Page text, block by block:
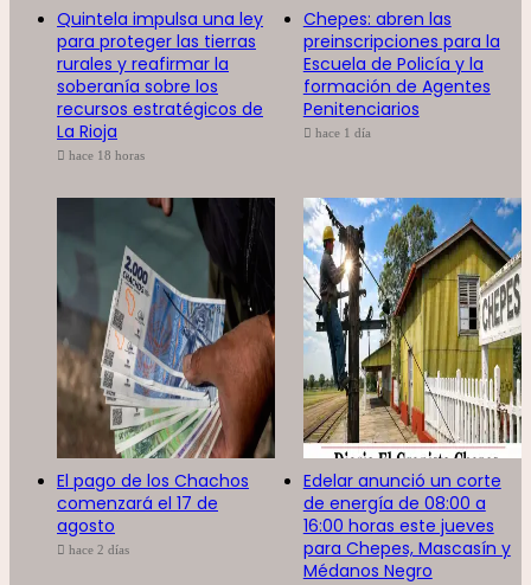
Quintela impulsa una ley
para proteger las tierras
rurales y reafirmar la
soberanía sobre los
recursos estratégicos de
La Rioja
hace 18 horas
Chepes: abren las
preinscripciones para la
Escuela de Policía y la
formación de Agentes
Penitenciarios
hace 1 día
El pago de los Chachos
comenzará el 17 de
agosto
hace 2 días
Edelar anunció un corte
de energía de 08:00 a
16:00 horas este jueves
para Chepes, Mascasín y
Médanos Negro